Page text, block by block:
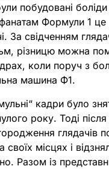
побудовані
Формули 1 це
За свідченням
різницю можна
коли поруч з
машина Ф1.
кадри було
року. Тоді після
глядачів
своїх місцях і
Разом із